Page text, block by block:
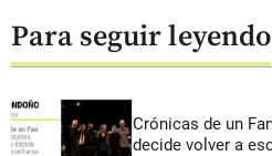
Para seguir leyendo
Crónicas de un
decide volver a